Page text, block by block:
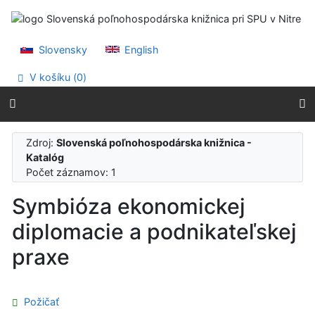
Prejsť na menu
Slovensky
English
V košíku (0)
Zdroj:Slovenská poľnohospodárska knižnica -
Katalóg
Počet záznamov: 1
Symbióza ekonomickej
diplomacie a podnikateľskej
praxe
Požičať